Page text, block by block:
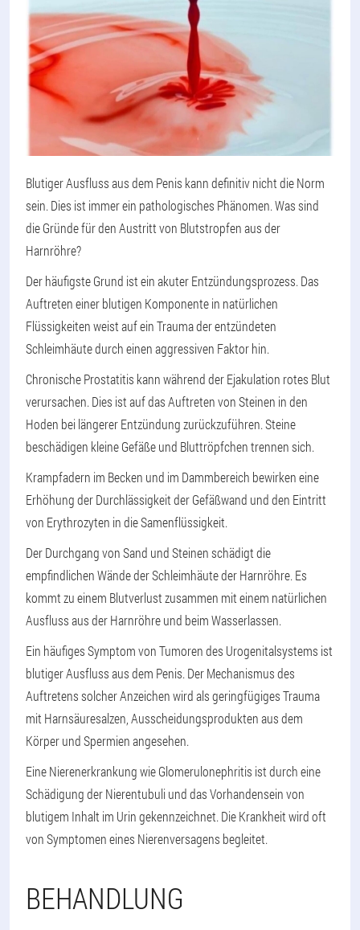
Blutiger Ausfluss aus dem Penis kann definitiv nicht die Norm
sein. Dies ist immer ein pathologisches Phänomen. Was sind
die Gründe für den Austritt von Blutstropfen aus der
Harnröhre?
Der häufigste Grund ist ein akuter Entzündungsprozess. Das
Auftreten einer blutigen Komponente in natürlichen
Flüssigkeiten weist auf ein Trauma der entzündeten
Schleimhäute durch einen aggressiven Faktor hin.
Chronische Prostatitis kann während der Ejakulation rotes Blut
verursachen. Dies ist auf das Auftreten von Steinen in den
Hoden bei längerer Entzündung zurückzuführen. Steine
beschädigen kleine Gefäße und Bluttröpfchen trennen sich.
Krampfadern im Becken und im Dammbereich bewirken eine
Erhöhung der Durchlässigkeit der Gefäßwand und den Eintritt
von Erythrozyten in die Samenflüssigkeit.
Der Durchgang von Sand und Steinen schädigt die
empfindlichen Wände der Schleimhäute der Harnröhre. Es
kommt zu einem Blutverlust zusammen mit einem natürlichen
Ausfluss aus der Harnröhre und beim Wasserlassen.
Ein häufiges Symptom von Tumoren des Urogenitalsystems ist
blutiger Ausfluss aus dem Penis. Der Mechanismus des
Auftretens solcher Anzeichen wird als geringfügiges Trauma
mit Harnsäuresalzen, Ausscheidungsprodukten aus dem
Körper und Spermien angesehen.
Eine Nierenerkrankung wie Glomerulonephritis ist durch eine
Schädigung der Nierentubuli und das Vorhandensein von
blutigem Inhalt im Urin gekennzeichnet. Die Krankheit wird oft
von Symptomen eines Nierenversagens begleitet.
BEHANDLUNG